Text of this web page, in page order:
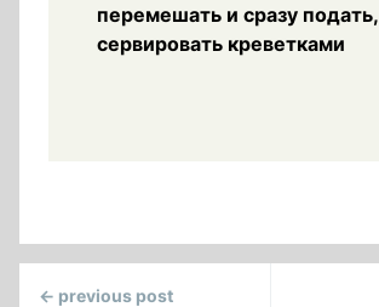
перемешать и сразу подать,
сервировать креветками
Continue
← previous post